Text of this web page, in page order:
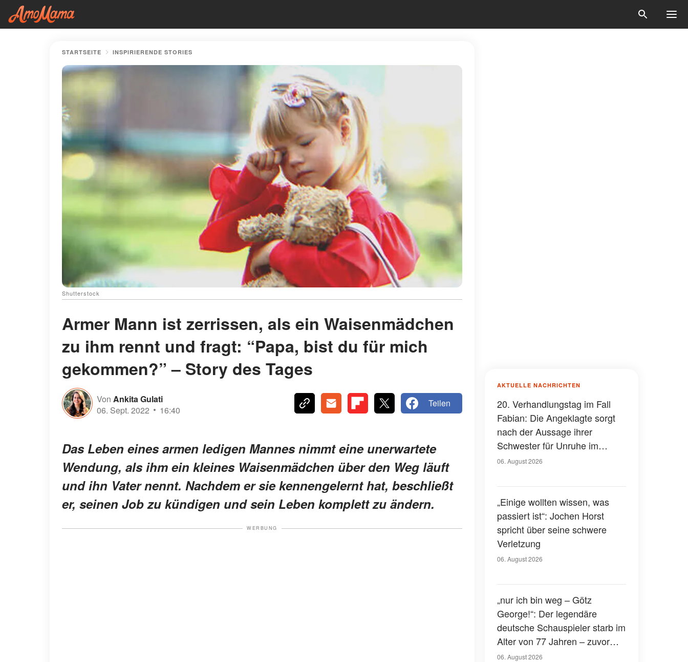
STARTSEITE INSPIRIERENDE STORIES
Shutterstock
Armer Mann ist zerrissen, als ein Waisenmädchen
zu ihm rennt und fragt: “Papa, bist du für mich
gekommen?” – Story des Tages
Von Ankita Gulati
06. Sept. 2022
16:40
Teilen
Das Leben eines armen ledigen Mannes nimmt eine unerwartete
Wendung, als ihm ein kleines Waisenmädchen über den Weg läuft
und ihn Vater nennt. Nachdem er sie kennengelernt hat, beschließt
er, seinen Job zu kündigen und sein Leben komplett zu ändern.
WERBUNG
AKTUELLE NACHRICHTEN
20. Verhandlungstag im Fall
Fabian: Die Angeklagte sorgt
nach der Aussage ihrer
Schwester für Unruhe im
Gerichtssaal – was ist
06. August 2026
„Einige wollten wissen, was
passiert ist“: Jochen Horst
spricht über seine schwere
Verletzung
06. August 2026
„nur ich bin weg – Götz
George!“: Der legendäre
deutsche Schauspieler starb im
Alter von 77 Jahren – zuvor
hatte er über seinen eigenen
06. August 2026